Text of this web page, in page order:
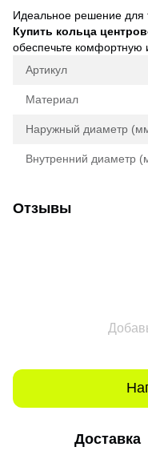
Идеальное решение для
Купить кольца
обеспечьте комфортную
Артикул
Материал
Наружный диаметр
Внутренний диаметр
Отзывы
Доставка